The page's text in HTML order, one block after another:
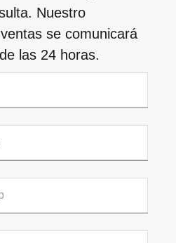
Nuestro
se comunicará
las 24 horas.